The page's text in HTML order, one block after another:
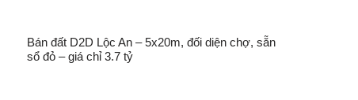
Bán đất D2D Lộc An – 5x20m, đối diện chợ, sẵn
sổ đỏ – giá chỉ 3.7 tỷ